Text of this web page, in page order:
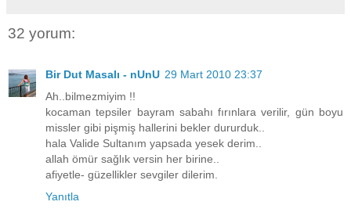
32 yorum:
Bir Dut Masalı - nUnU 29 Mart 2010 23:37
Ah..bilmezmiyim !!
kocaman tepsiler bayram sabahı fırınlara verilir, gün boyu
missler gibi pişmiş hallerini bekler dururduk..
hala Valide Sultanım yapsada yesek derim..
allah ömür sağlık versin her birine..
afiyetle- güzellikler sevgiler dilerim.
Yanıtla